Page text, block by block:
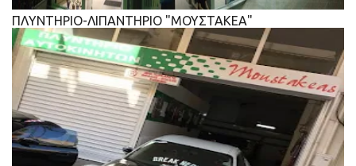
ΠΛΥΝΤΗΡΙΟ-ΛΙΠΑΝΤΗΡΙΟ "ΜΟΥΣΤΑΚΕΑ"